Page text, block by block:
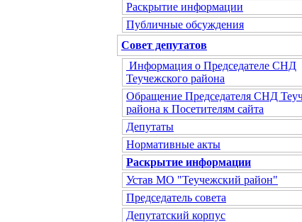
Раскрытие информации
Публичные обсуждения
Совет депутатов
Информация о Председателе СНД
Теучежского района
Обращение Председателя СНД
района к Посетителям сайта
Депутаты
Нормативные акты
Раскрытие информации
Устав МО "Теучежский район"
Председатель совета
Депутатский корпус